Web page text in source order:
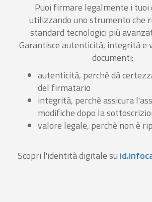
Puoi firmare legalmente i tuoi
utilizzando uno strumento che
standard tecnologici più
Garantisce autenticità, integrità e
documenti:
autenticità, perchè dà
del firmatario
integrità, perchè assicura
modifiche dopo la
valore legale, perchè non è
Scopri l'identità digitale su